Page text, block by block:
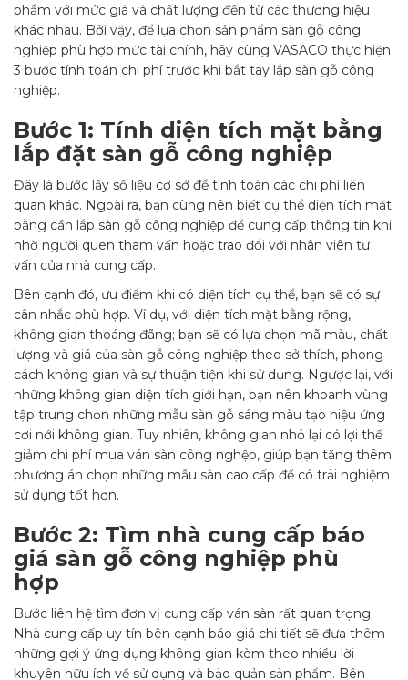
phẩm với mức giá và chất lượng đến từ các thương hiệu
khác nhau. Bởi vậy, để lựa chọn sản phẩm sàn gỗ công
nghiệp phù hợp mức tài chính, hãy cùng VASACO thực hiện
3 bước tính toán chi phí trước khi bắt tay lắp sàn gỗ công
nghiệp.
Bước 1: Tính diện tích mặt bằng
lắp đặt sàn gỗ công nghiệp
Đây là bước lấy số liệu cơ sở để tính toán các chi phí liên
quan khác. Ngoài ra, bạn cùng nên biết cụ thể diện tích mặt
bằng cần lắp sàn gỗ công nghiệp để cung cấp thông tin khi
nhờ người quen tham vấn hoặc trao đổi với nhân viên tư
vấn của nhà cung cấp.
Bên cạnh đó, ưu điểm khi có diện tích cụ thể, bạn sẽ có sự
cân nhắc phù hợp. Ví dụ, với diện tích mặt bằng rộng,
không gian thoáng đãng; bạn sẽ có lựa chọn mã màu, chất
lượng và giá của sàn gỗ công nghiệp theo sở thích, phong
cách không gian và sự thuận tiện khi sử dụng. Ngược lại, với
những không gian diện tích giới hạn, bạn nên khoanh vùng
tập trung chọn những mẫu sàn gỗ sáng màu tạo hiệu ứng
cơi nới không gian. Tuy nhiên, không gian nhỏ lại có lợi thế
giảm chi phí mua ván sàn công nghệp, giúp bạn tăng thêm
phương án chọn những mẫu sàn cao cấp để có trải nghiệm
sử dụng tốt hơn.
Bước 2: Tìm nhà cung cấp báo
giá sàn gỗ công nghiệp phù
hợp
Bước liên hệ tìm đơn vị cung cấp ván sàn rất quan trọng.
Nhà cung cấp uy tín bên cạnh báo giá chi tiết sẽ đưa thêm
những gợi ý ứng dụng không gian kèm theo nhiều lời
khuyên hữu ích về sử dụng và bảo quản sản phẩm. Bên